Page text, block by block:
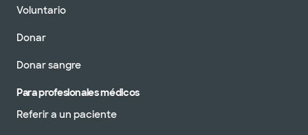
Voluntario
Donar
Donar sangre
Para profesionales médicos
Referir a un paciente